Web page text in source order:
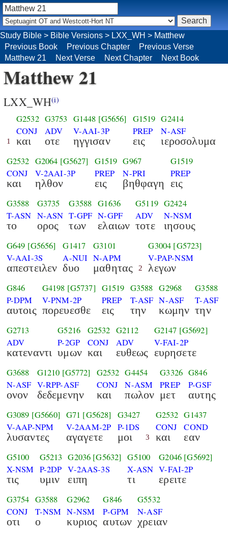
Matthew 21
LXX_WH(i)
1
G2532
CONJ
και
G3753
ADV
οτε
G1448 [G5656]
V-AAI-3P
ηγγισαν
G1519
PREP
εις
G2414
N-ASF
ιεροσολυμα
G2532
CONJ
και
G2064 [G5627]
V-2AAI-3P
ηλθον
G1519
PREP
εις
G967
N-PRI
βηθφαγη
G1519
PREP
εις
G3588
T-ASN
το
G3735
N-ASN
ορος
G3588
T-GPF
των
G1636
N-GPF
ελαιων
G5119
ADV
τοτε
G2424
N-NSM
ιησους
G649 [G5656]
V-AAI-3S
απεστειλεν
G1417
A-NUI
δυο
G3101
N-APM
μαθητας 2
G3004 [G5723]
V-PAP-NSM
λεγων
G846
P-DPM
αυτοις
G4198 [G5737]
V-PNM-2P
πορευεσθε
G1519
PREP
εις
G3588
T-ASF
την
G2968
N-ASF
κωμην
G3588
T-ASF
την
G2713
ADV
κατεναντι
G5216
P-2GP
υμων
G2532
CONJ
και
G2112
ADV
ευθεως
G2147 [G5692]
V-FAI-2P
ευρησετε
G3688
N-ASF
ονον
G1210 [G5772]
V-RPP-ASF
δεδεμενην
G2532
CONJ
και
G4454
N-ASM
πωλον
G3326
PREP
μετ
G846
P-GSF
αυτης
G3089 [G5660]
V-AAP-NPM
λυσαντες
G71 [G5628]
V-2AAM-2P
αγαγετε
G3427
P-1DS
μοι 3
G2532
CONJ
και
G1437
COND
εαν
G5100
X-NSM
τις
G5213
P-2DP
υμιν
G2036 [G5632]
V-2AAS-3S
ειπη
G5100
X-ASN
τι
G2046 [G5692]
V-FAI-2P
ερειτε
G3754
CONJ
οτι
G3588
T-NSM
ο
G2962
N-NSM
κυριος
G846
P-GPM
αυτων
G5532
N-ASF
χρειαν
Study Bible > Bible Versions > LXX_WH > Matthew
Previous Book
Previous Chapter
Previous Verse
Matthew 21
Next Verse Next Chapter Next Book